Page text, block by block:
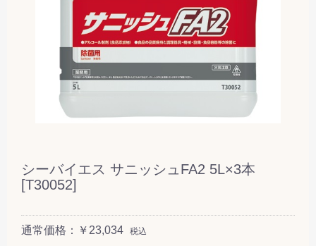
シーバイエス サニッシュFA2 5L×3本
[T30052]
通常価格：￥23,034 税込